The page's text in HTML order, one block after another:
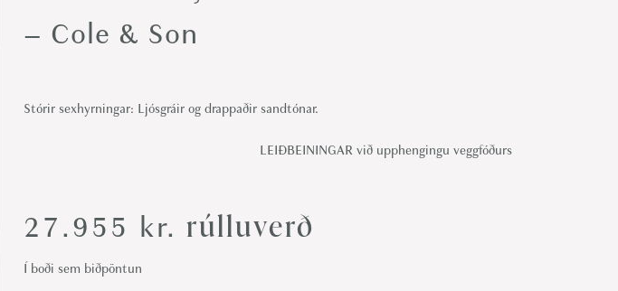
– Cole & Son
27.955 kr. rúlluverð
Stórir sexhyrningar: Ljósgráir og drappaðir sandtónar.
LEIÐBEININGAR við upphengingu veggfóðurs
Í boði sem biðpöntun